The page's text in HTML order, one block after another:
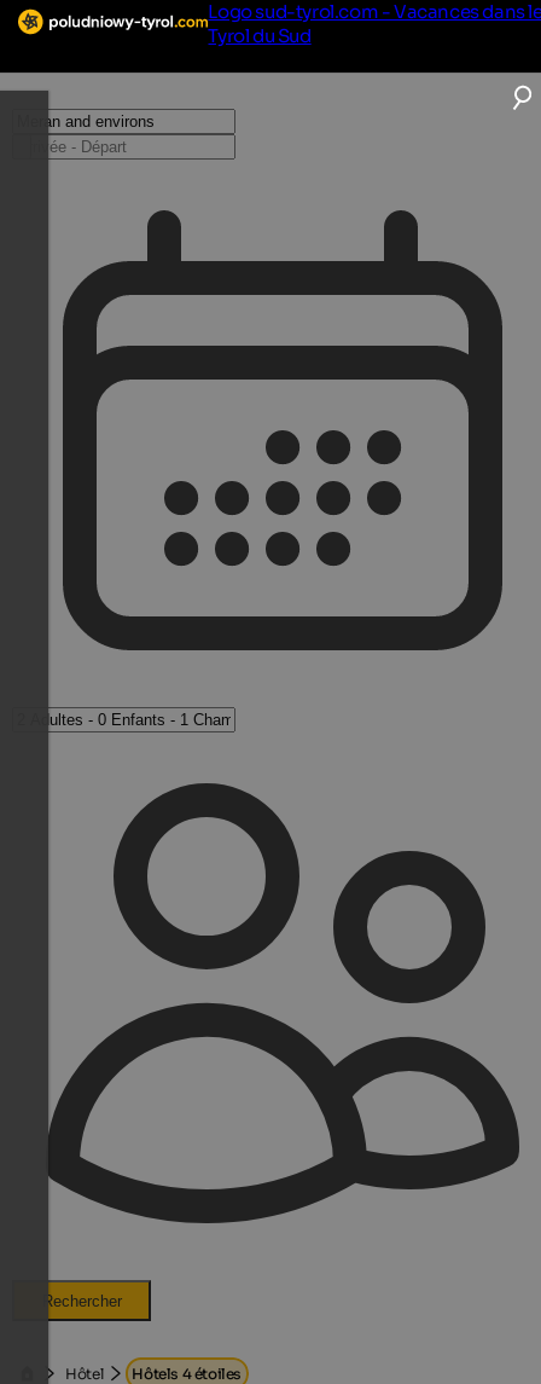
Logo sud-tyrol.com - Vacances dans
Tyrol du Sud
Rechercher
Hôtel Hôtels 4 étoiles